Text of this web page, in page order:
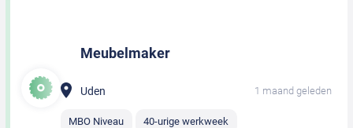
Meubelmaker
Uden 1 maand geleden
MBO Niveau 40-urige werkweek